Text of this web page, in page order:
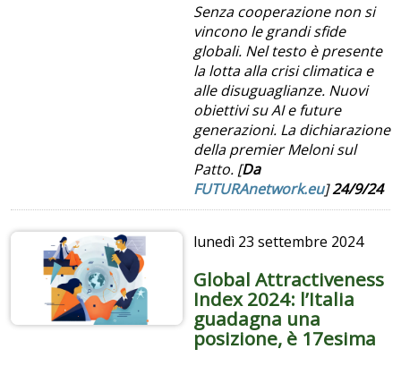
Senza cooperazione non si
vincono le grandi sfide
globali. Nel testo è presente
la lotta alla crisi climatica e
alle disuguaglianze. Nuovi
obiettivi su AI e future
generazioni. La dichiarazione
della premier Meloni sul
Patto. [Da
FUTURAnetwork.eu]24/9/24
lunedì 23 settembre 2024
Global Attractiveness
Index 2024: l’Italia
guadagna una
posizione, è 17esima